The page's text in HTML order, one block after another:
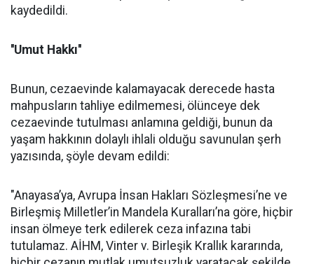
kaydedildi.
''Umut Hakkı''
Bunun, cezaevinde kalamayacak derecede hasta
mahpusların tahliye edilmemesi, ölünceye dek
cezaevinde tutulması anlamına geldiği, bunun da
yaşam hakkının dolaylı ihlali olduğu savunulan şerh
yazısında, şöyle devam edildi:
"Anayasa’ya, Avrupa İnsan Hakları Sözleşmesi’ne ve
Birleşmiş Milletler’in Mandela Kuralları’na göre, hiçbir
insan ölmeye terk edilerek ceza infazına tabi
tutulamaz. AİHM, Vinter v. Birleşik Krallık kararında,